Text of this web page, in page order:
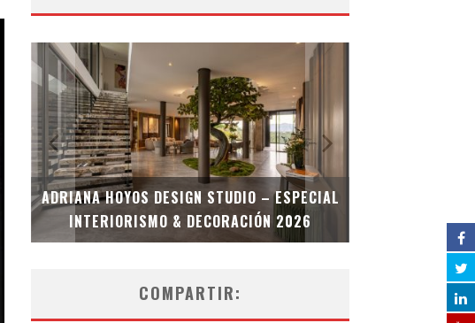
ADRIANA HOYOS DESIGN STUDIO – ESPECIAL
INTERIORISMO & DECORACIÓN 2026
COMPARTIR: